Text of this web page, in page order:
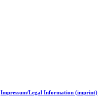
Impressum/Legal Information (imprint)